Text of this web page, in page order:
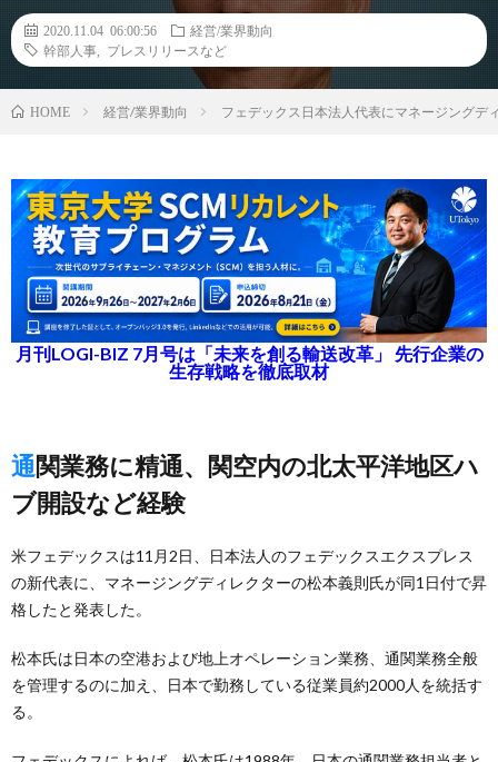
2020.11.04 06:00:56
経営/業界動向
幹部人事
プレスリリースなど
HOME 経営/業界動向 フェデックス日本法人代表にマネージングデ
月刊LOGI-BIZ 7月号は「未来を創る輸送改革」 先行企業の
生存戦略を徹底取材
通関業務に精通、関空内の北太平洋地区ハ
ブ開設など経験
米フェデックスは11月2日、日本法人のフェデックスエクスプレス
の新代表に、マネージングディレクターの松本義則氏が同1日付で昇
格したと発表した。
松本氏は日本の空港および地上オペレーション業務、通関業務全般
を管理するのに加え、日本で勤務している従業員約2000人を統括す
る。